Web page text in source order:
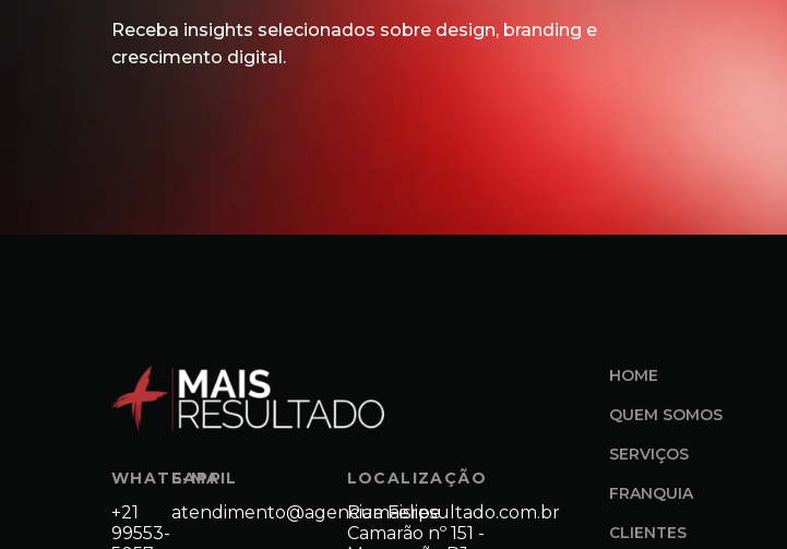
Receba insights selecionados sobre design, branding e
crescimento digital.
WHATSAPP
+21
99553-
E-MAIL
atendimento@agenciamaisresultado.com.br
LOCALIZAÇÃO
Rua Felipe
Camarão nº 151 -
HOME
QUEM SOMOS
SERVIÇOS
FRANQUIA
CLIENTES